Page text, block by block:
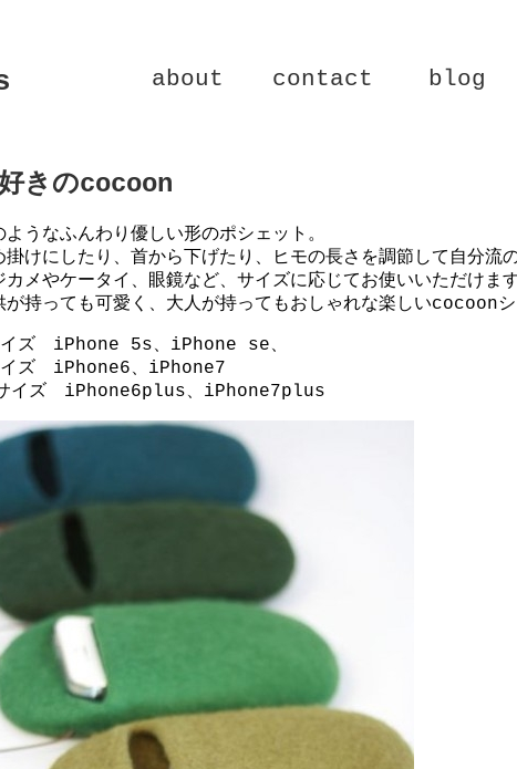
about contact blog
きのcocoon
ようなふんわり優しい形のポシェット。
掛けにしたり、首から下げたり、ヒモの長さを調節して自分流
カメやケータイ、眼鏡など、サイズに応じてお使いいただけます
が持っても可愛く、大人が持ってもおしゃれな楽しいcocoonシ
イズ iPhone 5s、iPhone se、
ズ iPhone6、iPhone7
イズ iPhone6plus、iPhone7plus